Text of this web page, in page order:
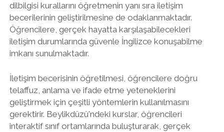
dilbilgisi kurallarını öğretmenin yanı sıra iletişim
becerilerinin geliştirilmesine de odaklanmaktadır.
Öğrencilere, gerçek hayatta karşılaşabilecekleri
iletişim durumlarında güvenle İngilizce konuşabilme
imkanı sunulmaktadır.
İletişim becerisinin öğretilmesi, öğrencilere doğru
telaffuz, anlama ve ifade etme yeteneklerini
geliştirmek için çeşitli yöntemlerin kullanılmasını
gerektirir. Beylikdüzü'ndeki kurslar, öğrencileri
interaktif sınıf ortamlarında buluşturarak, gerçek